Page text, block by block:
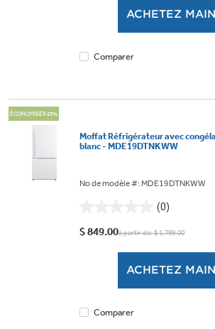
ACHETEZ
Comparer
ÉCONOMISER 53%
Moffat Réfrigérateur avec
blanc - MDE19DTNKWW
No de modèle #: MDE19DTNKWW
(0)
étoile(s)
$ 849.00à partir de: $ 1,799.00
ACHETEZ
Comparer